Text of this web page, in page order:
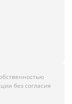
без согласия